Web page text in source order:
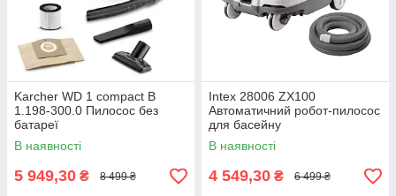
Karcher WD 1 compact B
1.198-300.0 Пилосос без
батареї
В наявності
5 949,30 ₴ 8 499 ₴
Intex 28006 ZX100
Автоматичний робот-пилосос
для басейну
В наявності
4 549,30 ₴ 6 499 ₴